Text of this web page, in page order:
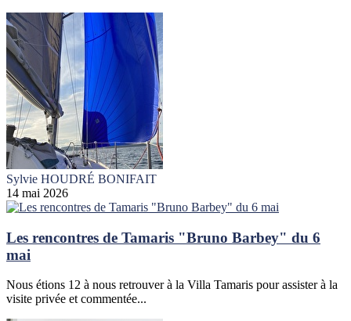
Sylvie HOUDRÉ BONIFAIT
14 mai 2026
Les rencontres de Tamaris "Bruno Barbey" du 6
mai
Nous étions 12 à nous retrouver à la Villa Tamaris pour assister à la
visite privée et commentée...